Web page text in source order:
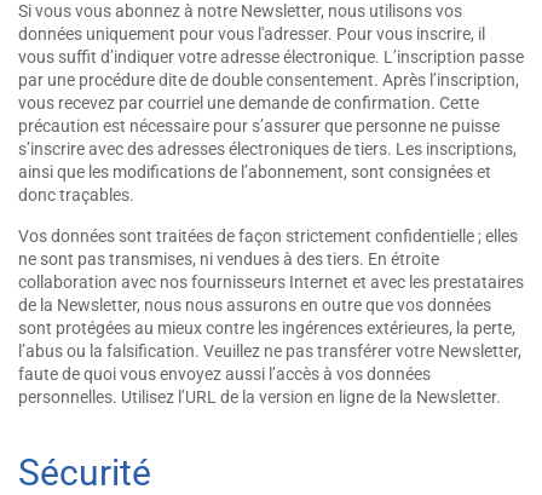
Si vous vous abonnez à notre Newsletter, nous utilisons vos
données uniquement pour vous l'adresser. Pour vous inscrire, il
vous suffit d’indiquer votre adresse électronique. L’inscription passe
par une procédure dite de double consentement. Après l’inscription,
vous recevez par courriel une demande de confirmation. Cette
précaution est nécessaire pour s’assurer que personne ne puisse
s’inscrire avec des adresses électroniques de tiers. Les inscriptions,
ainsi que les modifications de l’abonnement, sont consignées et
donc traçables.
Vos données sont traitées de façon strictement confidentielle ; elles
ne sont pas transmises, ni vendues à des tiers. En étroite
collaboration avec nos fournisseurs Internet et avec les prestataires
de la Newsletter, nous nous assurons en outre que vos données
sont protégées au mieux contre les ingérences extérieures, la perte,
l’abus ou la falsification. Veuillez ne pas transférer votre Newsletter,
faute de quoi vous envoyez aussi l’accès à vos données
personnelles. Utilisez l’URL de la version en ligne de la Newsletter.
Sécurité